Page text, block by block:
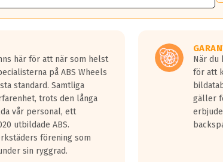
lastbilar.
på en väg där det ligger 0.5-1.5 mm vatten.
fyra billängder( ca 18meter) mellan däck med betyg A
överträffa motorljudet.
ett däck med vågar. Hög bullernivå markeras med
kraven som finns i dagsläget, men är inte längre tillåtna
här för att när som helst
på ABS Wheels
standard. Samtliga
trots den långa
vår personal, ett
utbildade ABS.
förening som
sin ryggrad.
När du
för att
gäller